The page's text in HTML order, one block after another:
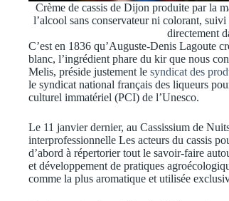
Crème de cassis de Dijon produite par la
l’alcool sans conservateur ni colorant,
directement
C’est en 1836 qu’Auguste-Denis Lagoute
blanc, l’ingrédient phare du kir que nous
Melis, préside justement le syndicat des
le syndicat national français des liqueurs
culturel immatériel (PCI) de l’Unesco.
Le 11 janvier dernier, au Cassissium de
interprofessionnelle Les acteurs du cassis
d’abord à répertorier tout le savoir-faire
et développement de pratiques
comme la plus aromatique et utilisée